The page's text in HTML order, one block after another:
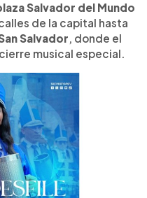
Salvador del Mundo
de la capital hasta
Salvador, donde el
musical especial.